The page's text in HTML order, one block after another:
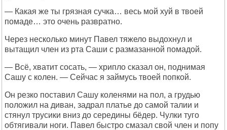
— Какая же ты грязная сучка… весь мой хуй в твоей
помаде… это очень развратно.
Через несколько минут Павел тяжело выдохнул и
вытащил член из рта Саши с размазанной помадой.
— Всё, хватит сосать, — хрипло сказал он, поднимая
Сашу с колен. — Сейчас я займусь твоей попкой.
Он резко поставил Сашу коленями на пол, а грудью
положил на диван, задрал платье до самой талии и
стянул трусики вниз до середины бёдер. Чулки туго
обтягивали ноги. Павел быстро смазал свой член и попу